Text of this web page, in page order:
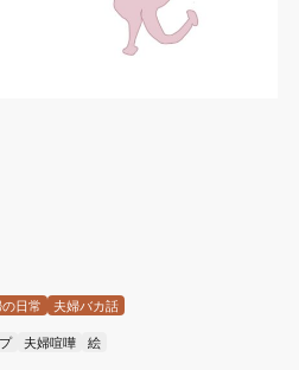
日常 夫婦バカ話
夫婦喧嘩 絵